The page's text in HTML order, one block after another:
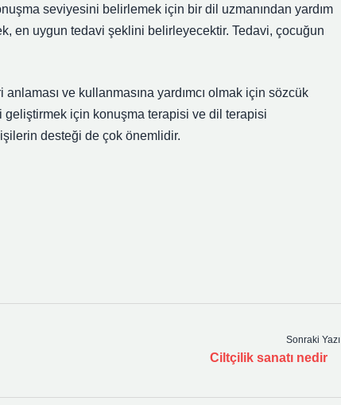
seviyesini belirlemek için bir dil uzmanından yardım
en uygun tedavi şeklini belirleyecektir. Tedavi, çocuğun
ve kullanmasına yardımcı olmak için sözcük
geliştirmek için konuşma terapisi ve dil terapisi
desteği de çok önemlidir.
Sonraki Yazı
Ciltçilik sanatı nedir